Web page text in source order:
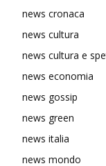
news cronaca
news cultura
news cultura e
news economia
news gossip
news green
news italia
news mondo